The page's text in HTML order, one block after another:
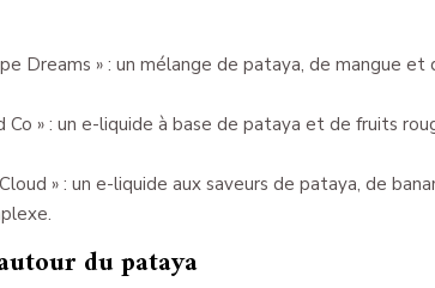
Dreams » : un mélange de pataya, de mangue
Co » : un e-liquide à base de pataya et de fruits
» : un e-liquide aux saveurs de pataya, de
du pataya